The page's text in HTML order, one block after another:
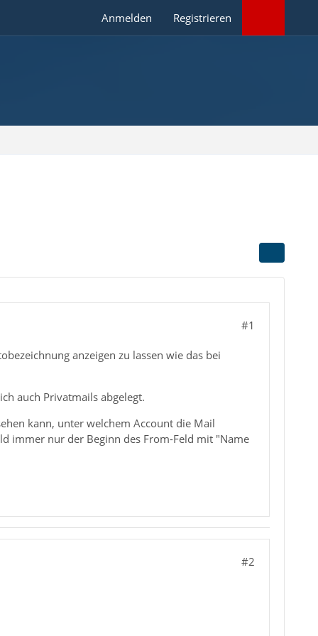
Anmelden Registrieren
#1
anzeigen zu lassen wie das bei
auch Privatmails abgelegt.
kann, unter welchem Account die Mail
immer nur der Beginn des From-Feld mit "Name
#2